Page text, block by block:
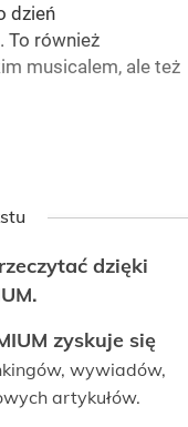
dzień
To również
musicalem, ale też
dzięki
zyskuje się
wywiadów,
artykułów.